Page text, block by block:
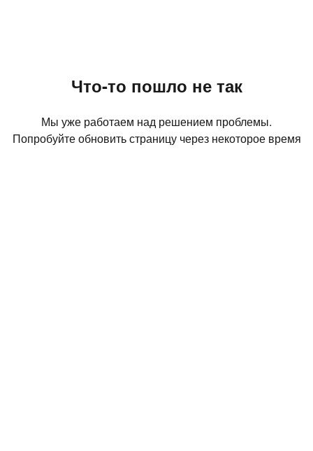
Что-то пошло не так
Мы уже работаем над решением проблемы.
Попробуйте обновить страницу через некоторое время